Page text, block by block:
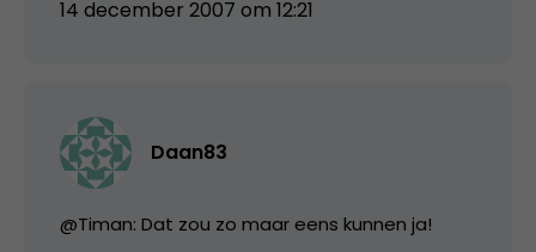
14 december 2007 om 12:21
Daan83
@Timan: Dat zou zo maar eens kunnen ja!